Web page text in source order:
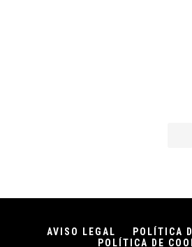
AVISO LEGAL
POLÍTICA
POLÍTICA DE